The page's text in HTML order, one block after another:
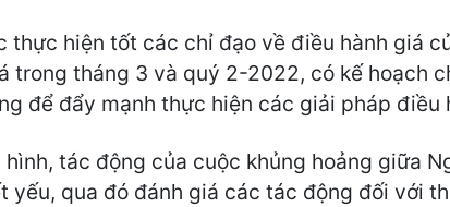
hiện tốt các chỉ đạo về điều hành giá
trong tháng 3 và quý 2-2022, có kế hoạch
để đẩy mạnh thực hiện các giải pháp điều
tác động của cuộc khủng hoảng giữa
qua đó đánh giá các tác động đối với